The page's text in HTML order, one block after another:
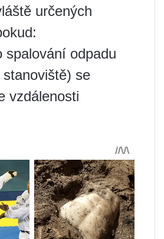
určených
spalování odpadu
se
vzdálenosti